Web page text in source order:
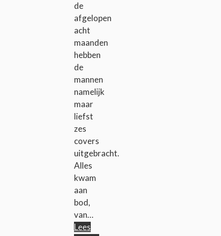
de
afgelopen
acht
maanden
hebben
de
mannen
namelijk
maar
liefst
zes
covers
uitgebracht.
Alles
kwam
aan
bod,
van…
Lees